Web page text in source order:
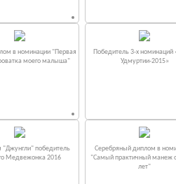
в номинации "Первая
моего малыша"
Победитель 3-х номинаций
Удмуртии-2015»
"Джунгли" победитель
Медвежонка 2016
Серебряный диплом в
"Самый практичный манеж
лет"